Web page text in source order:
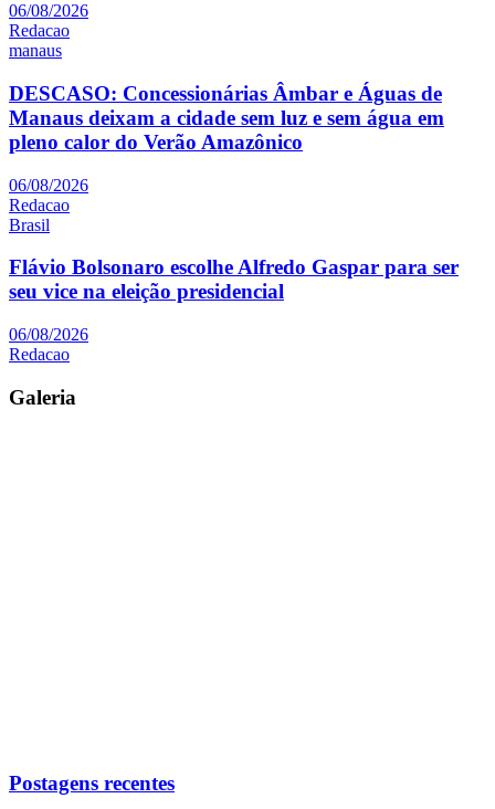
06/08/2026
Redacao
manaus
DESCASO: Concessionárias Âmbar e Águas de
Manaus deixam a cidade sem luz e sem água em
pleno calor do Verão Amazônico
06/08/2026
Redacao
Brasil
Flávio Bolsonaro escolhe Alfredo Gaspar para ser
seu vice na eleição presidencial
06/08/2026
Redacao
Galeria
Postagens recentes